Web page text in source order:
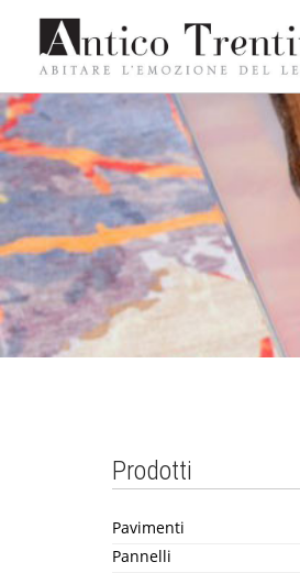
Prodotti
Pavimenti
Pannelli